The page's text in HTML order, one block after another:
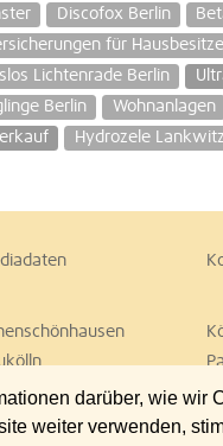
darüber, wie wir
weiter verwenden,
Discofox Berlin
für
Lichtenrade Berlin
Berlin Wohnanlagen
Hydrozele Lankwitz